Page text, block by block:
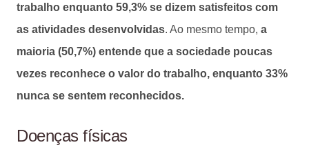
trabalho enquanto 59,3% se dizem satisfeitos com
as atividades desenvolvidas. Ao mesmo tempo, a
maioria (50,7%) entende que a sociedade poucas
vezes reconhece o valor do trabalho, enquanto 33%
nunca se sentem reconhecidos.
Doenças físicas